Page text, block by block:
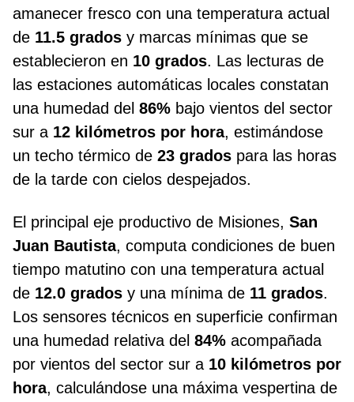
amanecer fresco con una temperatura actual
de 11.5 grados y marcas mínimas que se
establecieron en 10 grados. Las lecturas de
las estaciones automáticas locales constatan
una humedad del 86% bajo vientos del sector
sur a 12 kilómetros por hora, estimándose
un techo térmico de 23 grados para las horas
de la tarde con cielos despejados.
El principal eje productivo de Misiones, San
Juan Bautista, computa condiciones de buen
tiempo matutino con una temperatura actual
de 12.0 grados y una mínima de 11 grados.
Los sensores técnicos en superficie confirman
una humedad relativa del 84% acompañada
por vientos del sector sur a 10 kilómetros por
hora, calculándose una máxima vespertina de